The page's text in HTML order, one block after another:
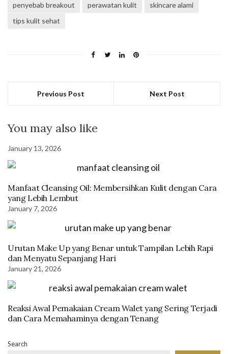
penyebab breakout
perawatan kulit
skincare alami
tips kulit sehat
Previous Post Next Post
You may also like
January 13, 2026
Manfaat Cleansing Oil: Membersihkan Kulit dengan Cara
yang Lebih Lembut
January 7, 2026
Urutan Make Up yang Benar untuk Tampilan Lebih Rapi
dan Menyatu Sepanjang Hari
January 21, 2026
Reaksi Awal Pemakaian Cream Walet yang Sering Terjadi
dan Cara Memahaminya dengan Tenang
Search